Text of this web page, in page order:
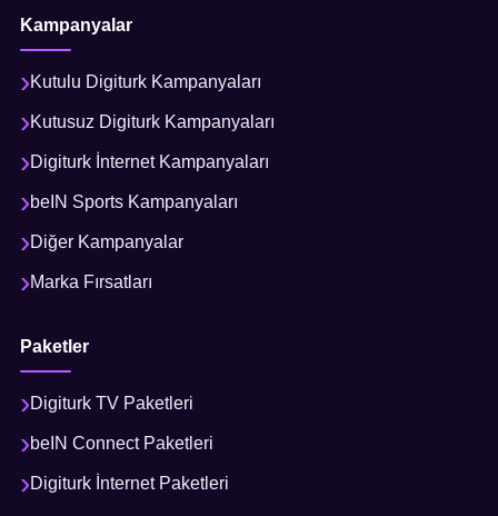
Kampanyalar
Kutulu Digiturk Kampanyaları
Kutusuz Digiturk Kampanyaları
Digiturk İnternet Kampanyaları
beIN Sports Kampanyaları
Diğer Kampanyalar
Marka Fırsatları
Paketler
Digiturk TV Paketleri
beIN Connect Paketleri
Digiturk İnternet Paketleri